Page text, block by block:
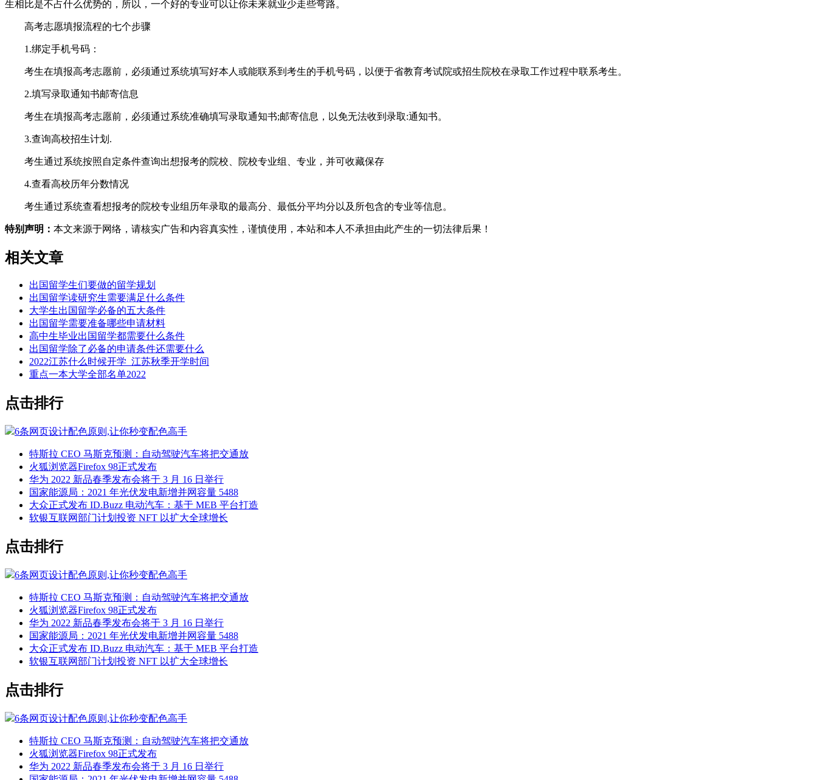
生相比是不占什么优势的，所以，一个好的专业可以让你未来就业少走些弯路。
高考志愿填报流程的七个步骤
1.绑定手机号码：
考生在填报高考志愿前，必须通过系统填写好本人或能联系到考生的手机号码，以便于省教育考试院或招生院校在录取工作过程中联系考生。
2.填写录取通知书邮寄信息
考生在填报高考志愿前，必须通过系统准确填写录取通知书;邮寄信息，以免无法收到录取:通知书。
3.查询高校招生计划.
考生通过系统按照自定条件查询出想报考的院校、院校专业组、专业，并可收藏保存
4.查看高校历年分数情况
考生通过系统查看想报考的院校专业组历年录取的最高分、最低分平均分以及所包含的专业等信息。
特别声明： 本文来源于网络，请核实广告和内容真实性，谨慎使用，本站和本人不承担由此产生的一切法律后果！
相关文章
出国留学生们要做的留学规划
出国留学读研究生需要满足什么条件
大学生出国留学必备的五大条件
出国留学需要准备哪些申请材料
高中生毕业出国留学都需要什么条件
出国留学除了必备的申请条件还需要什么
2022江苏什么时候开学_江苏秋季开学时间
重点一本大学全部名单2022
点击排行
6条网页设计配色原则,让你秒变配色高手
特斯拉 CEO 马斯克预测：自动驾驶汽车将把交通放
火狐浏览器Firefox 98正式发布
华为 2022 新品春季发布会将于 3 月 16 日举行
国家能源局：2021 年光伏发电新增并网容量 5488
大众正式发布 ID.Buzz 电动汽车：基于 MEB 平台打造
软银互联网部门计划投资 NFT 以扩大全球增长
点击排行
6条网页设计配色原则,让你秒变配色高手
特斯拉 CEO 马斯克预测：自动驾驶汽车将把交通放
火狐浏览器Firefox 98正式发布
华为 2022 新品春季发布会将于 3 月 16 日举行
国家能源局：2021 年光伏发电新增并网容量 5488
大众正式发布 ID.Buzz 电动汽车：基于 MEB 平台打造
软银互联网部门计划投资 NFT 以扩大全球增长
点击排行
6条网页设计配色原则,让你秒变配色高手
特斯拉 CEO 马斯克预测：自动驾驶汽车将把交通放
火狐浏览器Firefox 98正式发布
华为 2022 新品春季发布会将于 3 月 16 日举行